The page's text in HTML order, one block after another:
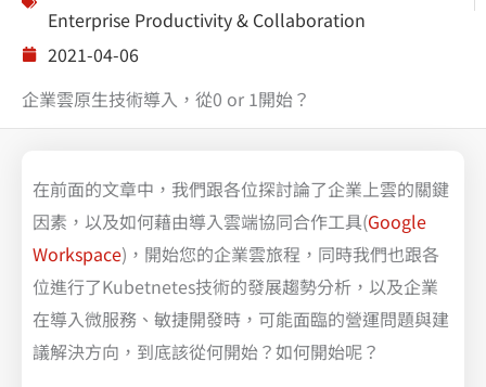
Enterprise Productivity & Collaboration
2021-04-06
企業雲原生技術導入，從0 or 1開始？
在前面的文章中，我們跟各位探討論了企業上雲的關鍵
因素，以及如何藉由導入雲端協同合作工具(Google
Workspace)，開始您的企業雲旅程，同時我們也跟各
位進行了Kubetnetes技術的發展趨勢分析，以及企業
在導入微服務、敏捷開發時，可能面臨的營運問題與建
議解決方向，到底該從何開始？如何開始呢？